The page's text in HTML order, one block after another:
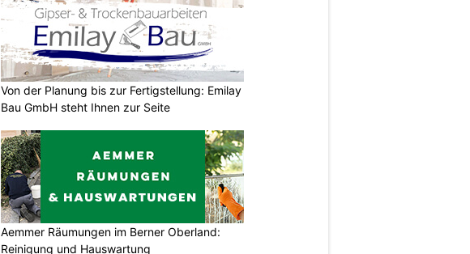
Von der Planung bis zur Fertigstellung: Emilay
Bau GmbH steht Ihnen zur Seite
Aemmer Räumungen im Berner Oberland:
Reinigung und Hauswartung